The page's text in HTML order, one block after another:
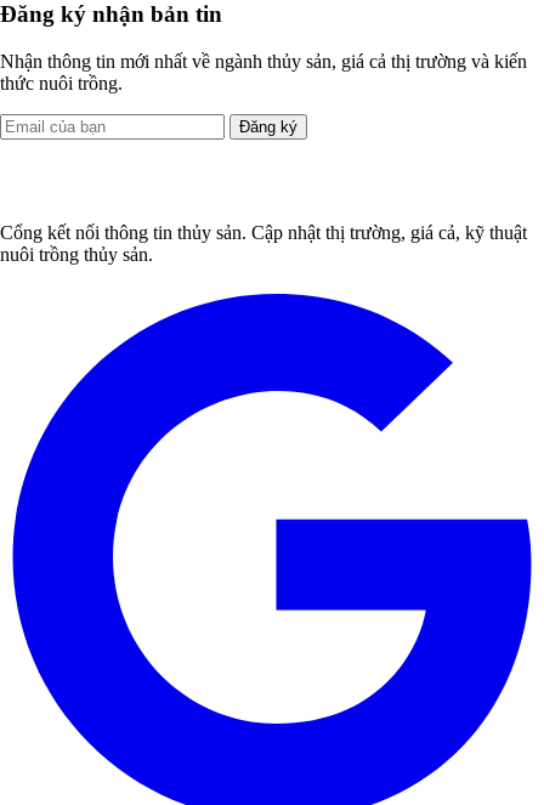
Đăng ký nhận bản tin
Nhận thông tin mới nhất về ngành thủy sản, giá cả thị trường và kiến
thức nuôi trồng.
Đăng ký
Cổng kết nối thông tin thủy sản. Cập nhật thị trường, giá cả, kỹ thuật
nuôi trồng thủy sản.